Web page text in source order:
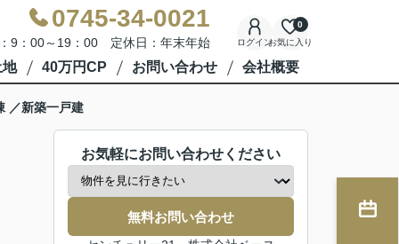
0745-34-0021
9：00～19：00 定休日：年末年始 ログインお気に入り
0
地 40万円CP お問い合わせ 会社概要
／新築一戸建
お気軽にお問い合わせください
無料お問い合わせ